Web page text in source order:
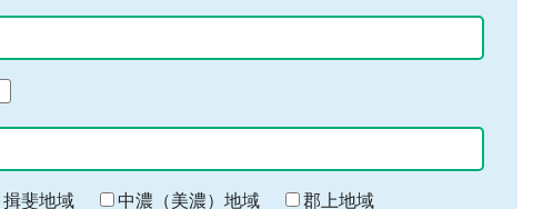
揖斐地域 中濃（美濃）地域
郡上地域